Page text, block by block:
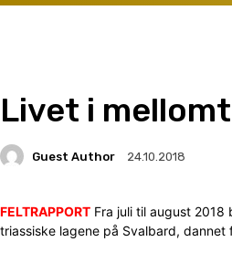
Livet i
Guest Author 24.10.2018
FELTRAPPORT Fra juli til august
triassiske lagene på Svalbard, dannet